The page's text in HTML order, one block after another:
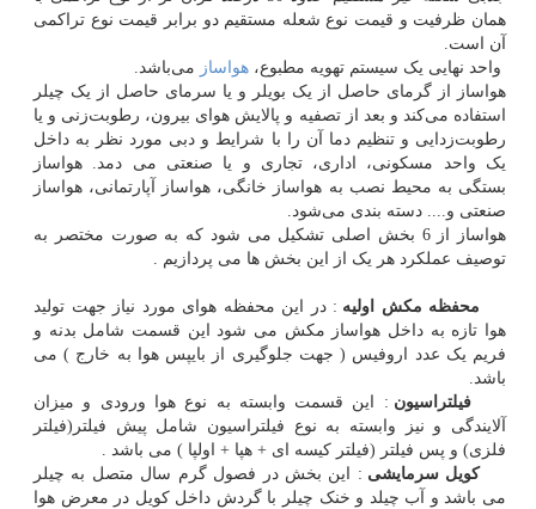
همان ظرفیت و قیمت نوع شعله مستقیم دو برابر قیمت نوع تراکمی
آن است.
واحد نهایی یک سیستم تهویه مطبوع، هواساز می‌باشد.
هواساز از گرمای حاصل از یک بویلر و یا سرمای حاصل از یک چیلر
استفاده می‌کند و بعد از تصفیه و پالایش هوای بیرون، رطوبت‌زنی و یا
رطوبت‌زدایی و تنظیم دما آن را با شرایط و دبی مورد نظر به داخل
یک واحد مسکونی، اداری، تجاری و یا صنعتی می دمد. هواساز
بستگی به محیط نصب به هواساز خانگی، هواساز آپارتمانی، هواساز
صنعتی و.... دسته بندی می‌شود.
هواساز از 6 بخش اصلی تشکیل می شود که به صورت مختصر به
توصیف عملکرد هر یک از این بخش ها می پردازیم .
محفظه مکش اولیه : در این محفظه هوای مورد نیاز جهت تولید
هوا تازه به داخل هواساز مکش می شود این قسمت شامل بدنه و
فریم یک عدد اروفیس ( جهت جلوگیری از بایپس هوا به خارج ) می
باشد.
فیلتراسیون : این قسمت وابسته به نوع هوا ورودی و میزان
آلایندگی و نیز وابسته به نوع فیلتراسیون شامل پیش فیلتر(فیلتر
فلزی) و پس فیلتر (فیلتر کیسه ای + هپا + اولپا ) می باشد .
کویل سرمایشی : این بخش در فصول گرم سال متصل به چیلر
می باشد و آب چیلد و خنک چیلر با گردش داخل کویل در معرض هوا